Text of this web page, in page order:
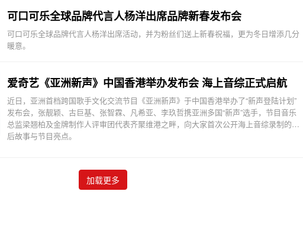
可口可乐全球品牌代言人杨洋出席品牌新春发布会
可口可乐全球品牌代言人杨洋出席活动，并为粉丝们送上新春祝福，更为冬日增添几分
暖意。
爱奇艺《亚洲新声》中国香港举办发布会 海上音综正式启航
近日，亚洲首档跨国歌手文化交流节目《亚洲新声》于中国香港举办了“新声登陆计划”
发布会，张靓颖、古巨基、张智霖、凡希亚、李玖哲携亚洲多国“新声”选手，节目音乐
总监梁翘柏及金牌制作人评审团代表齐聚维港之畔，向大家首次公开海上音综录制的幕
后故事与节目亮点。
加载更多